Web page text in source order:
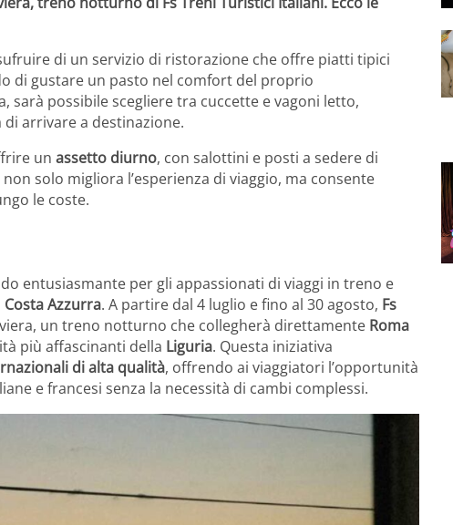
di un servizio di ristorazione che offre piatti tipici
di gustare un pasto nel comfort del proprio
possibile scegliere tra cuccette e vagoni letto,
arrivare a destinazione.
un assetto diurno, con salottini e posti a sedere di
solo migliora l’esperienza di viaggio, ma consente
le coste.
entusiasmante per gli appassionati di viaggi in treno e
Costa Azzurra. A partire dal 4 luglio e fino al 30 agosto, Fs
un treno notturno che collegherà direttamente Roma
più affascinanti della Liguria. Questa iniziativa
di alta qualità, offrendo ai viaggiatori l’opportunità
e francesi senza la necessità di cambi complessi.